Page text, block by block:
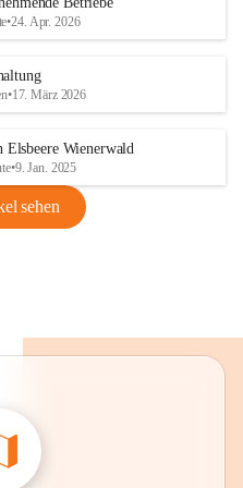
•24. Apr. 2026
•17. März 2026
Elsbeere Wienerwald
•9. Jan. 2025
sehen